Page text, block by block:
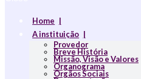
Home
A instituição
Provedor
Breve História
Missão, Visão e Valores
Organograma
Orgãos Sociais